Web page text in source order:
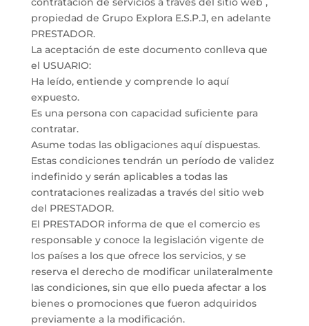
propiedad de Grupo Explora E.S.P.J, en adelante
PRESTADOR.
La aceptación de este documento conlleva que
el USUARIO:
Ha leído, entiende y comprende lo aquí
expuesto.
Es una persona con capacidad suficiente para
contratar.
Asume todas las obligaciones aquí dispuestas.
Estas condiciones tendrán un período de validez
indefinido y serán aplicables a todas las
contrataciones realizadas a través del sitio web
del PRESTADOR.
El PRESTADOR informa de que el comercio es
responsable y conoce la legislación vigente de
los países a los que ofrece los servicios, y se
reserva el derecho de modificar unilateralmente
las condiciones, sin que ello pueda afectar a los
bienes o promociones que fueron adquiridos
previamente a la modificación.